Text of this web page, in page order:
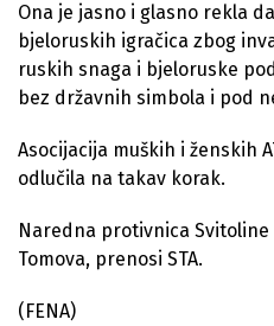
Ona je jasno i glasno rekla
bjeloruskih igračica zbog
ruskih snaga i bjeloruske
bez državnih simbola i pod
Asocijacija muških i ženskih
odlučila na takav korak.
Naredna protivnica
Tomova, prenosi STA.
(FENA)